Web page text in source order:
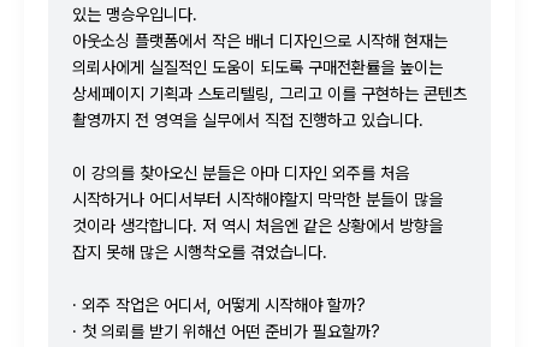
있는 맹승우입니다.
아웃소싱 플랫폼에서 작은 배너 디자인으로 시작해 현재는
의뢰사에게 실질적인 도움이 되도록 구매전환률을 높이는
상세페이지 기획과 스토리텔링, 그리고 이를 구현하는 콘텐츠
촬영까지 전 영역을 실무에서 직접 진행하고 있습니다.
이 강의를 찾아오신 분들은 아마 디자인 외주를 처음
시작하거나 어디서부터 시작해야할지 막막한 분들이 많을
것이라 생각합니다. 저 역시 처음엔 같은 상황에서 방향을
잡지 못해 많은 시행착오를 겪었습니다.
· 외주 작업은 어디서, 어떻게 시작해야 할까?
· 첫 의뢰를 받기 위해선 어떤 준비가 필요할까?